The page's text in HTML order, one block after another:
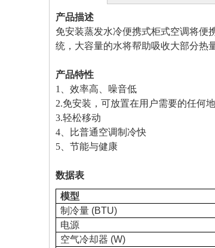
产品描述
免安装蒸发水冷便携式柜式空调将便
统，大容量的水将帮助吸收大部分热
产品特性
1、效率高、噪音低
2.免安装，可放置在用户需要的任何
3.轻松移动
4、比普通空调制冷快
5、节能与健康
数据表
模型
制冷量 (BTU)
电源
空气冷却器 (W)